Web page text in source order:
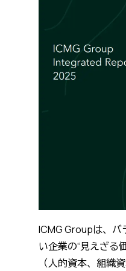
ICMG Groupは、
い企業の“見えざる
（人的資本、組織